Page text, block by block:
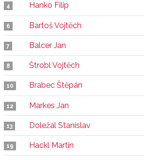
4 Hanko Filip
6 Bartoš Vojtěch
7 Balcer Jan
8 Štrobl Vojtěch
10 Brabec Štěpán
12 Markes Jan
13 Doležal Stanislav
19 Hackl Martin